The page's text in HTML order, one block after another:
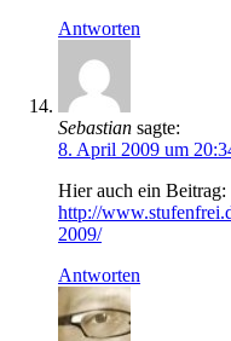
Antworten
Sebastian sagte:
8. April 2009 um
Hier auch ein Beitrag:
http://
2009/
Antworten